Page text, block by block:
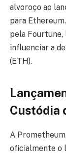
alvoroço ao
para
pela Fourtune,
influenciar a
(ETH).
Custódia
A
oficialmente o